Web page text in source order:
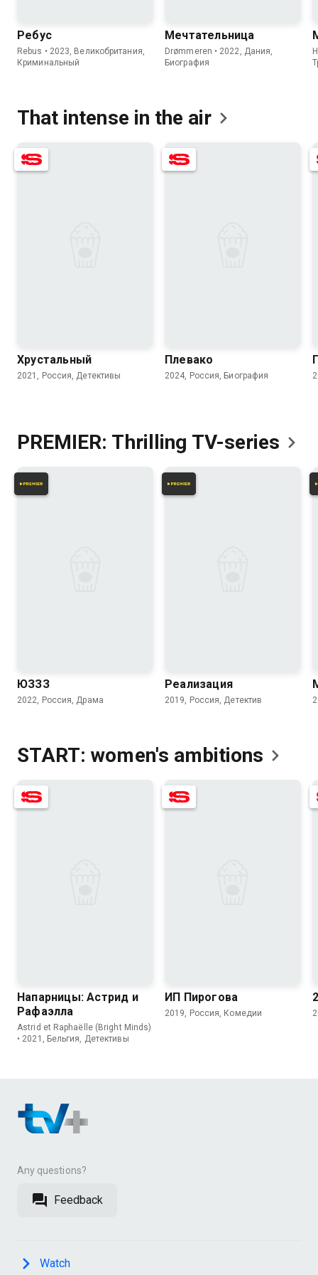
Ребус
Rebus • 2023, Великобритания,
Криминальный
Мечтательница
Drømmeren • 2022, Дания,
Биография
That intense in the air
Хрустальный
2021, Россия, Детективы
Плевако
2024, Россия, Биография
PREMIER: Thrilling TV-series
ЮЗЗЗ
2022, Россия, Драма
Реализация
2019, Россия, Детектив
START: women's ambitions
Напарницы: Астрид и
Рафаэлла
Astrid et Raphaëlle (Bright Minds)
• 2021, Бельгия, Детективы
ИП Пирогова
2019, Россия, Комедии
Any questions?
Feedback
Watch